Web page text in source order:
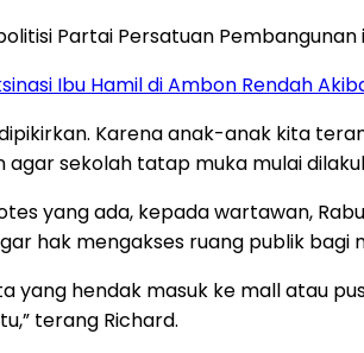
Partai Persatuan
Ibu Hamil di Ambon Rendah
Karena anak-anak kita
sekolah tatap muka mulai
yang ada, kepada wartawan,
hak mengakses ruang publik
yang hendak masuk ke mall atau
terang Richard.